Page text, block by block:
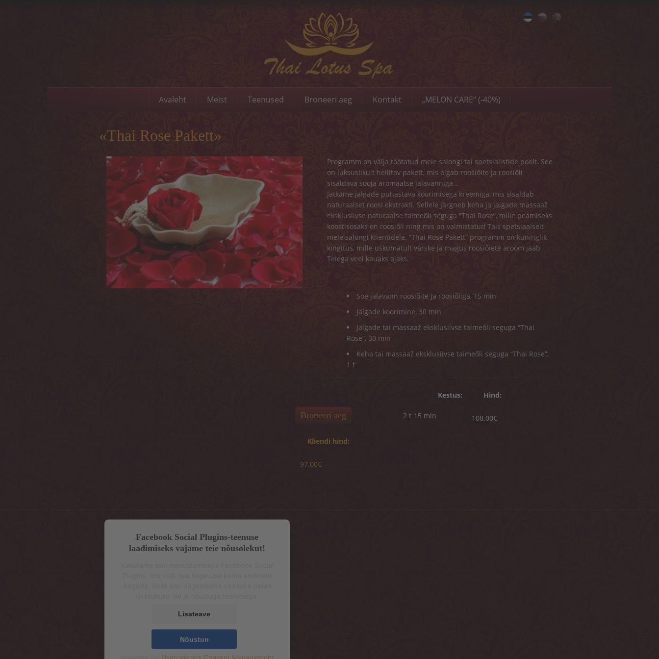
Avaleht Meist Teenused Broneeri aeg Kontakt „MELON CARE“ (-40%)
«Thai Rose Pakett»
Programm on välja töötatud meie salongi tai spetsialistide poolt. See
on luksuslikult hellitav pakett, mis algab roosiõite ja roosiõli
sisaldava sooja aromaatse jalavanniga...
Jätkame jalgade puhastava koorimisega kreemiga, mis sisaldab
naturaalset roosi ekstrakti. Sellele järgneb keha ja jalgade massaaž
eksklusiivse naturaalse taimeõli seguga “Thai Rose”, mille peamiseks
koostisosaks on roosiõli ning mis on valmistatud Tais spetsiaalselt
meie salongi klientidele. “Thai Rose Pakett” programm on kuninglik
kingitus, mille uskumatult värske ja magus roosiõiete aroom jääb
Teiega veel kauaks ajaks.
Soe jalavann roosiõite ja roosiõliga, 15 min
Jalgade koorimine, 30 min
Jalgade tai massaaž eksklusiivse taimeõli seguga “Thai
Rose”, 30 min
Keha tai massaaž eksklusiivse taimeõli seguga “Thai Rose”,
1 t
Broneeri aeg
Kestus:
2 t 15 min
Hind:
108.00€
Kliendi hind:
97.00€
Facebook Social Plugins-teenuse
laadimiseks vajame teie nõusolekut!
Lisateave
Nõustun
Usercentrics Consent Management